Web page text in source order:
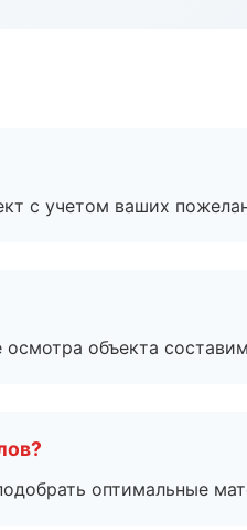
с учетом ваших
объекта
оптимальные